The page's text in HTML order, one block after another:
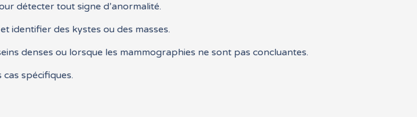
détecter tout signe d’anormalité.
identifier des kystes ou des masses.
denses ou lorsque les mammographies ne sont pas concluantes.
spécifiques.